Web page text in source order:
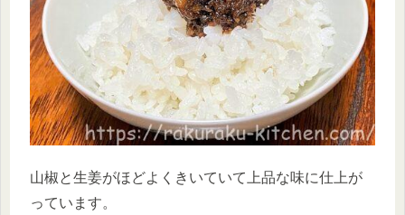
山椒と生姜がほどよくきいていて上品な味に仕上が
っています。